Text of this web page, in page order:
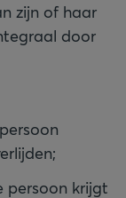
zijn of haar
door
persoon krijgt